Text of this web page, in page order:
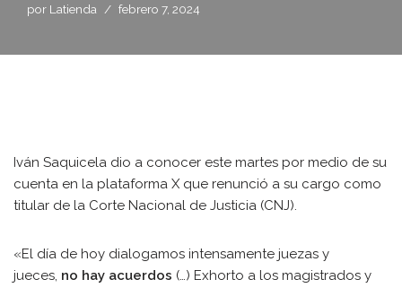
por Latienda febrero 7, 2024
Iván Saquicela dio a conocer este martes por medio de su
cuenta en la plataforma X que renunció a su cargo como
titular de la Corte Nacional de Justicia (CNJ).
«El día de hoy dialogamos intensamente juezas y
jueces, no hay acuerdos (…) Exhorto a los magistrados y